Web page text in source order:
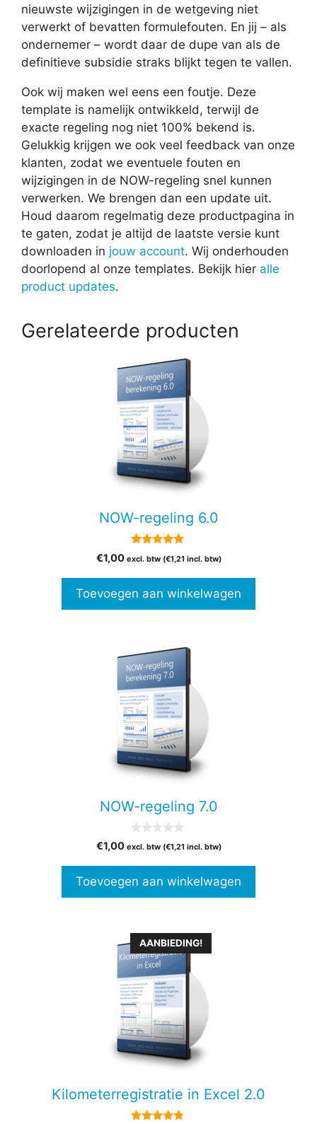
nieuwste wijzigingen in de wetgeving niet
verwerkt of bevatten formulefouten. En jij – als
ondernemer – wordt daar de dupe van als de
definitieve subsidie straks blijkt tegen te vallen.
Ook wij maken wel eens een foutje. Deze
template is namelijk ontwikkeld, terwijl de
exacte regeling nog niet 100% bekend is.
Gelukkig krijgen we ook veel feedback van onze
klanten, zodat we eventuele fouten en
wijzigingen in de NOW-regeling snel kunnen
verwerken. We brengen dan een update uit.
Houd daarom regelmatig deze productpagina in
te gaten, zodat je altijd de laatste versie kunt
downloaden in jouw account. Wij onderhouden
doorlopend al onze templates. Bekijk hier alle
product updates.
Gerelateerde producten
NOW-regeling 6.0
van 5
€1,00 excl. btw (€1,21 incl. btw)
Toevoegen aan winkelwagen
NOW-regeling 7.0
v
5
€1,00 excl. btw (€1,21 incl. btw)
Toevoegen aan winkelwagen
AANBIEDING!
Kilometerregistratie in Excel 2.0